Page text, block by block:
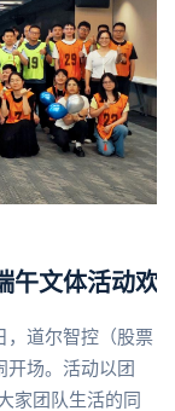
午文体活动欢
，道尔智控（股票
场。活动以团
家团队生活的同